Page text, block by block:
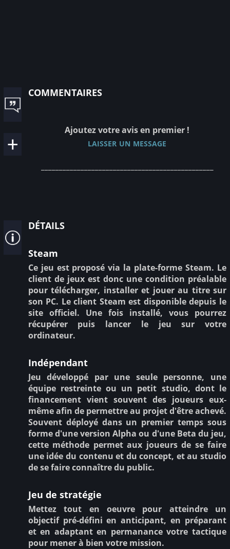
commentaires
Ajoutez votre avis en premier !
laisser un message
détails
Steam
Ce jeu est proposé via la plate-forme Steam. Le
client de jeux est donc une condition préalable
pour télécharger, installer et jouer au titre sur
son PC. Le client Steam est disponible depuis le
site officiel. Une fois installé, vous pourrez
récupérer puis lancer le jeu sur votre
ordinateur.
Indépendant
Jeu développé par une seule personne, une
équipe restreinte ou un petit studio, dont le
financement vient souvent des joueurs eux-
même afin de permettre au projet d'être achevé.
Souvent déployé dans un premier temps sous
forme d'une version Alpha ou d'une Beta du jeu,
cette méthode permet aux joueurs de se faire
une idée du contenu et du concept, et au studio
de se faire connaître du public.
Jeu de stratégie
Mettez tout en oeuvre pour atteindre un
objectif pré-défini en anticipant, en préparant
et en adaptant en permanance votre tactique
pour mener à bien votre mission.